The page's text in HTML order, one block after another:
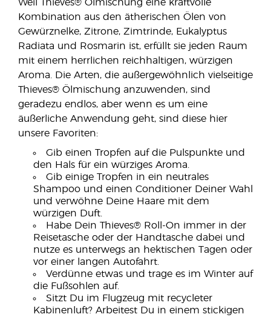
Weil Thieves® Ölmischung eine kraftvolle
Kombination aus den ätherischen Ölen von
Gewürznelke, Zitrone, Zimtrinde, Eukalyptus
Radiata und Rosmarin ist, erfüllt sie jeden Raum
mit einem herrlichen reichhaltigen, würzigen
Aroma. Die Arten, die außergewöhnlich vielseitige
Thieves® Ölmischung anzuwenden, sind
geradezu endlos, aber wenn es um eine
äußerliche Anwendung geht, sind diese hier
unsere Favoriten:
Gib einen Tropfen auf die Pulspunkte und
den Hals für ein würziges Aroma.
Gib einige Tropfen in ein neutrales
Shampoo und einen Conditioner Deiner Wahl
und verwöhne Deine Haare mit dem
würzigen Duft.
Habe Dein Thieves® Roll-On immer in der
Reisetasche oder der Handtasche dabei und
nutze es unterwegs an hektischen Tagen oder
vor einer langen Autofahrt.
Verdünne etwas und trage es im Winter auf
die Fußsohlen auf.
Sitzt Du im Flugzeug mit recycleter
Kabinenluft? Arbeitest Du in einem stickigen